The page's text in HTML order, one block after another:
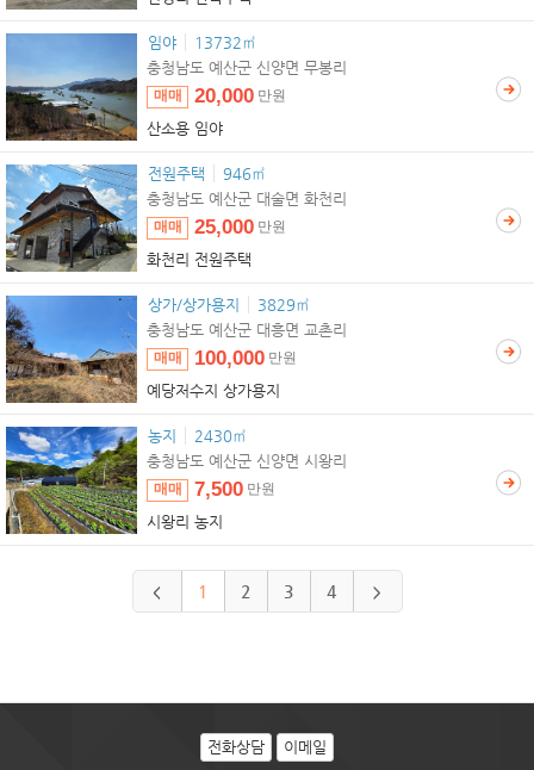
임야 13732㎡
산소용 임야
매매 20,000 만원
충청남도 예산군 신양면 무봉리
전원주택 946㎡
화천리 전원주택
매매 25,000 만원
충청남도 예산군 대술면 화천리
상가/상가용지 3829㎡
예당저수지 상가용지
매매 100,000 만원
충청남도 예산군 대흥면 교촌리
농지 2430㎡
시왕리 농지
매매 7,500 만원
충청남도 예산군 신양면 시왕리
< 1 2 3 4 >
전화상담 이메일